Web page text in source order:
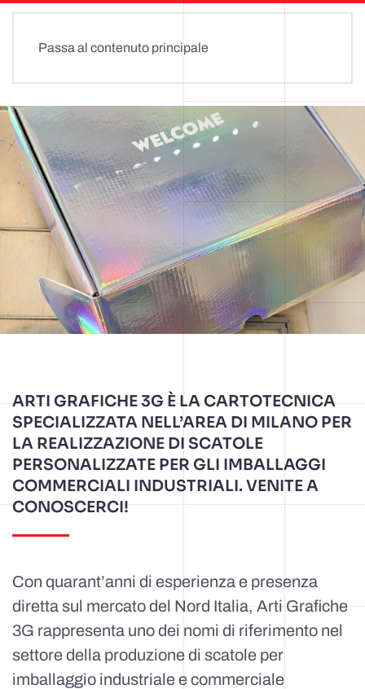
Passa al contenuto principale
ARTI GRAFICHE 3G È LA CARTOTECNICA
SPECIALIZZATA NELL’AREA DI MILANO PER
LA REALIZZAZIONE DI SCATOLE
PERSONALIZZATE PER GLI IMBALLAGGI
COMMERCIALI INDUSTRIALI. VENITE A
CONOSCERCI!
Con quarant’anni di esperienza e presenza
diretta sul mercato del Nord Italia, Arti Grafiche
3G rappresenta uno dei nomi di riferimento nel
settore della produzione di scatole per
imballaggio industriale e commerciale